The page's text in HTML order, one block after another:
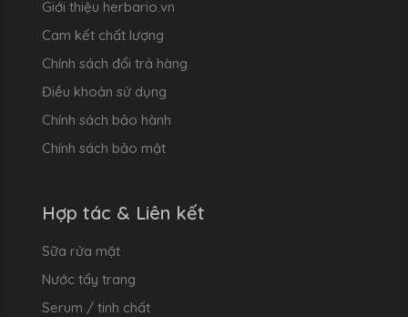
Giới thiệu herbario.vn
Cam kết chất lượng
Chính sách đổi trả hàng
Điều khoản sử dụng
Chính sách bảo hành
Chính sách bảo mật
Hợp tác & Liên kết
Sữa rửa mặt
Nước tẩy trang
Serum / tinh chất